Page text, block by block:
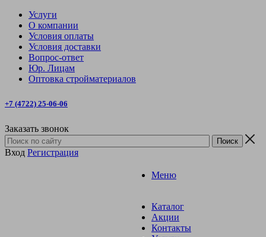
Услуги
О компании
Условия оплаты
Условия доставки
Вопрос-ответ
Юр. Лицам
Оптовка стройматериалов
+7 (4722) 25-06-06
Заказать звонок
Вход Регистрация
Меню
Каталог
Акции
Контакты